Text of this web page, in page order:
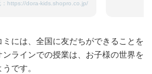
https://dora-kids.shopro.co.jp/
ミには、全国に友だちができることを
ラインでの授業は、お子様の世界を
です。